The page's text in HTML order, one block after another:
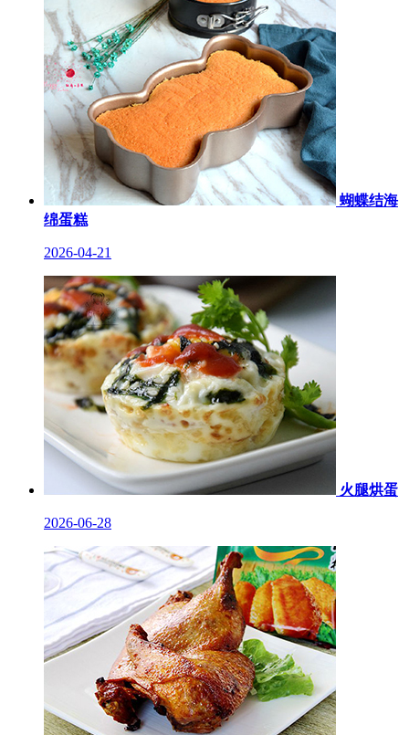
蝴蝶结海
绵蛋糕
2026-04-21
火腿烘蛋
2026-06-28